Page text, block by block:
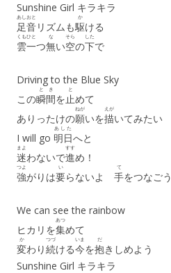
Sunshine Girl キラキラ
足音
あしおと
リズムも駆
か
ける
雲
くも
一
ひと
つ無
な
い空
そら
の下
した
で
Driving to the Blue Sky
この瞬間
とき
を止
と
めて
ありったけの願
ねが
いを描
えが
いてみたい
I will go 明日
あした
へと
迷
まよ
わないで進
すす
め！
強
つよ
がりは要
い
らないよ 手
て
をつなごう
We can see the rainbow
ヒカリを集
あつ
めて
変
か
わり続
つづ
ける今
いま
を抱
だ
きしめよう
Sunshine Girl キラキラ